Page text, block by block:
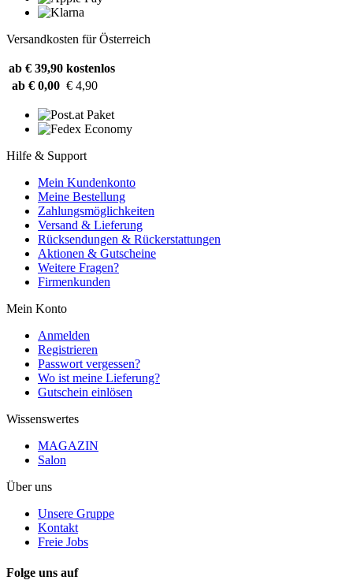
Versandkosten für Österreich
ab € 39,90 kostenlos
ab € 0,00 € 4,90
Hilfe & Support
Mein Kundenkonto
Meine Bestellung
Zahlungsmöglichkeiten
Versand & Lieferung
Rücksendungen & Rückerstattungen
Aktionen & Gutscheine
Weitere Fragen?
Firmenkunden
Mein Konto
Anmelden
Registrieren
Passwort vergessen?
Wo ist meine Lieferung?
Gutschein einlösen
Wissenswertes
MAGAZIN
Salon
Über uns
Unsere Gruppe
Kontakt
Freie Jobs
Folge uns auf